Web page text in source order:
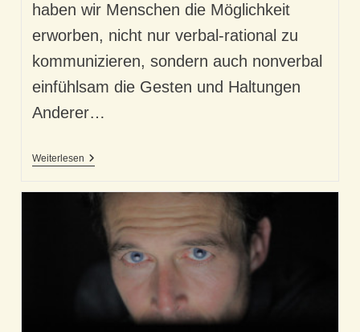
haben wir Menschen die Möglichkeit
erworben, nicht nur verbal-rational zu
kommunizieren, sondern auch nonverbal
einfühlsam die Gesten und Haltungen
Anderer…
WeiterlesenUnsere
Miteinander